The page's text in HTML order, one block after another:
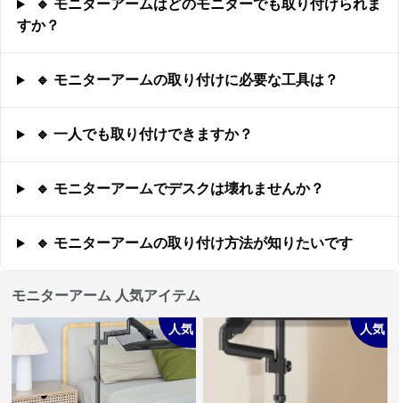
🔹 モニターアームはどのモニターでも取り付けられま
すか？
🔹 モニターアームの取り付けに必要な工具は？
🔹 一人でも取り付けできますか？
🔹 モニターアームでデスクは壊れませんか？
🔹 モニターアームの取り付け方法が知りたいです
モニターアーム 人気アイテム
人気 人気